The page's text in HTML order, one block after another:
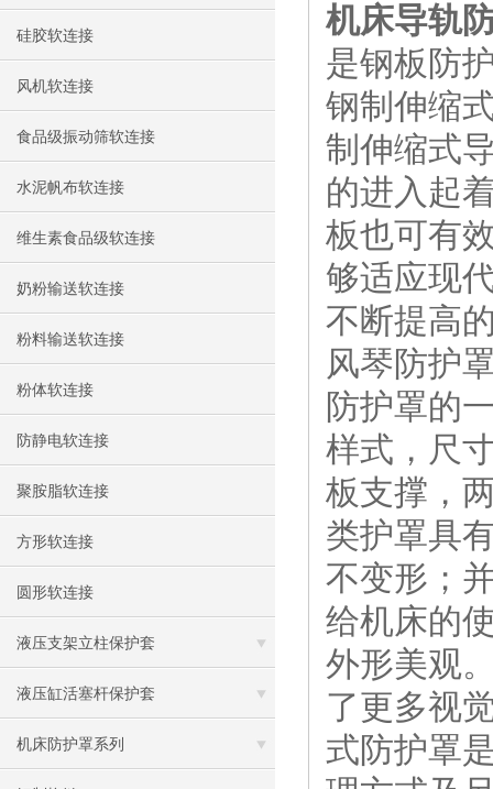
硅胶软连接
风机软连接
食品级振动筛软连接
水泥帆布软连接
维生素食品级软连接
奶粉输送软连接
粉料输送软连接
粉体软连接
防静电软连接
聚胺脂软连接
方形软连接
圆形软连接
液压支架立柱保护套
液压缸活塞杆保护套
机床防护罩系列
机床导轨
是钢板防
钢制伸缩
制伸缩式
的进入起
板也可有
够适应现
不断提高
风琴防护
防护罩的
样式，尺
板支撑，
类护罩具
不变形；
给机床的
外形美观
了更多视
式防护罩